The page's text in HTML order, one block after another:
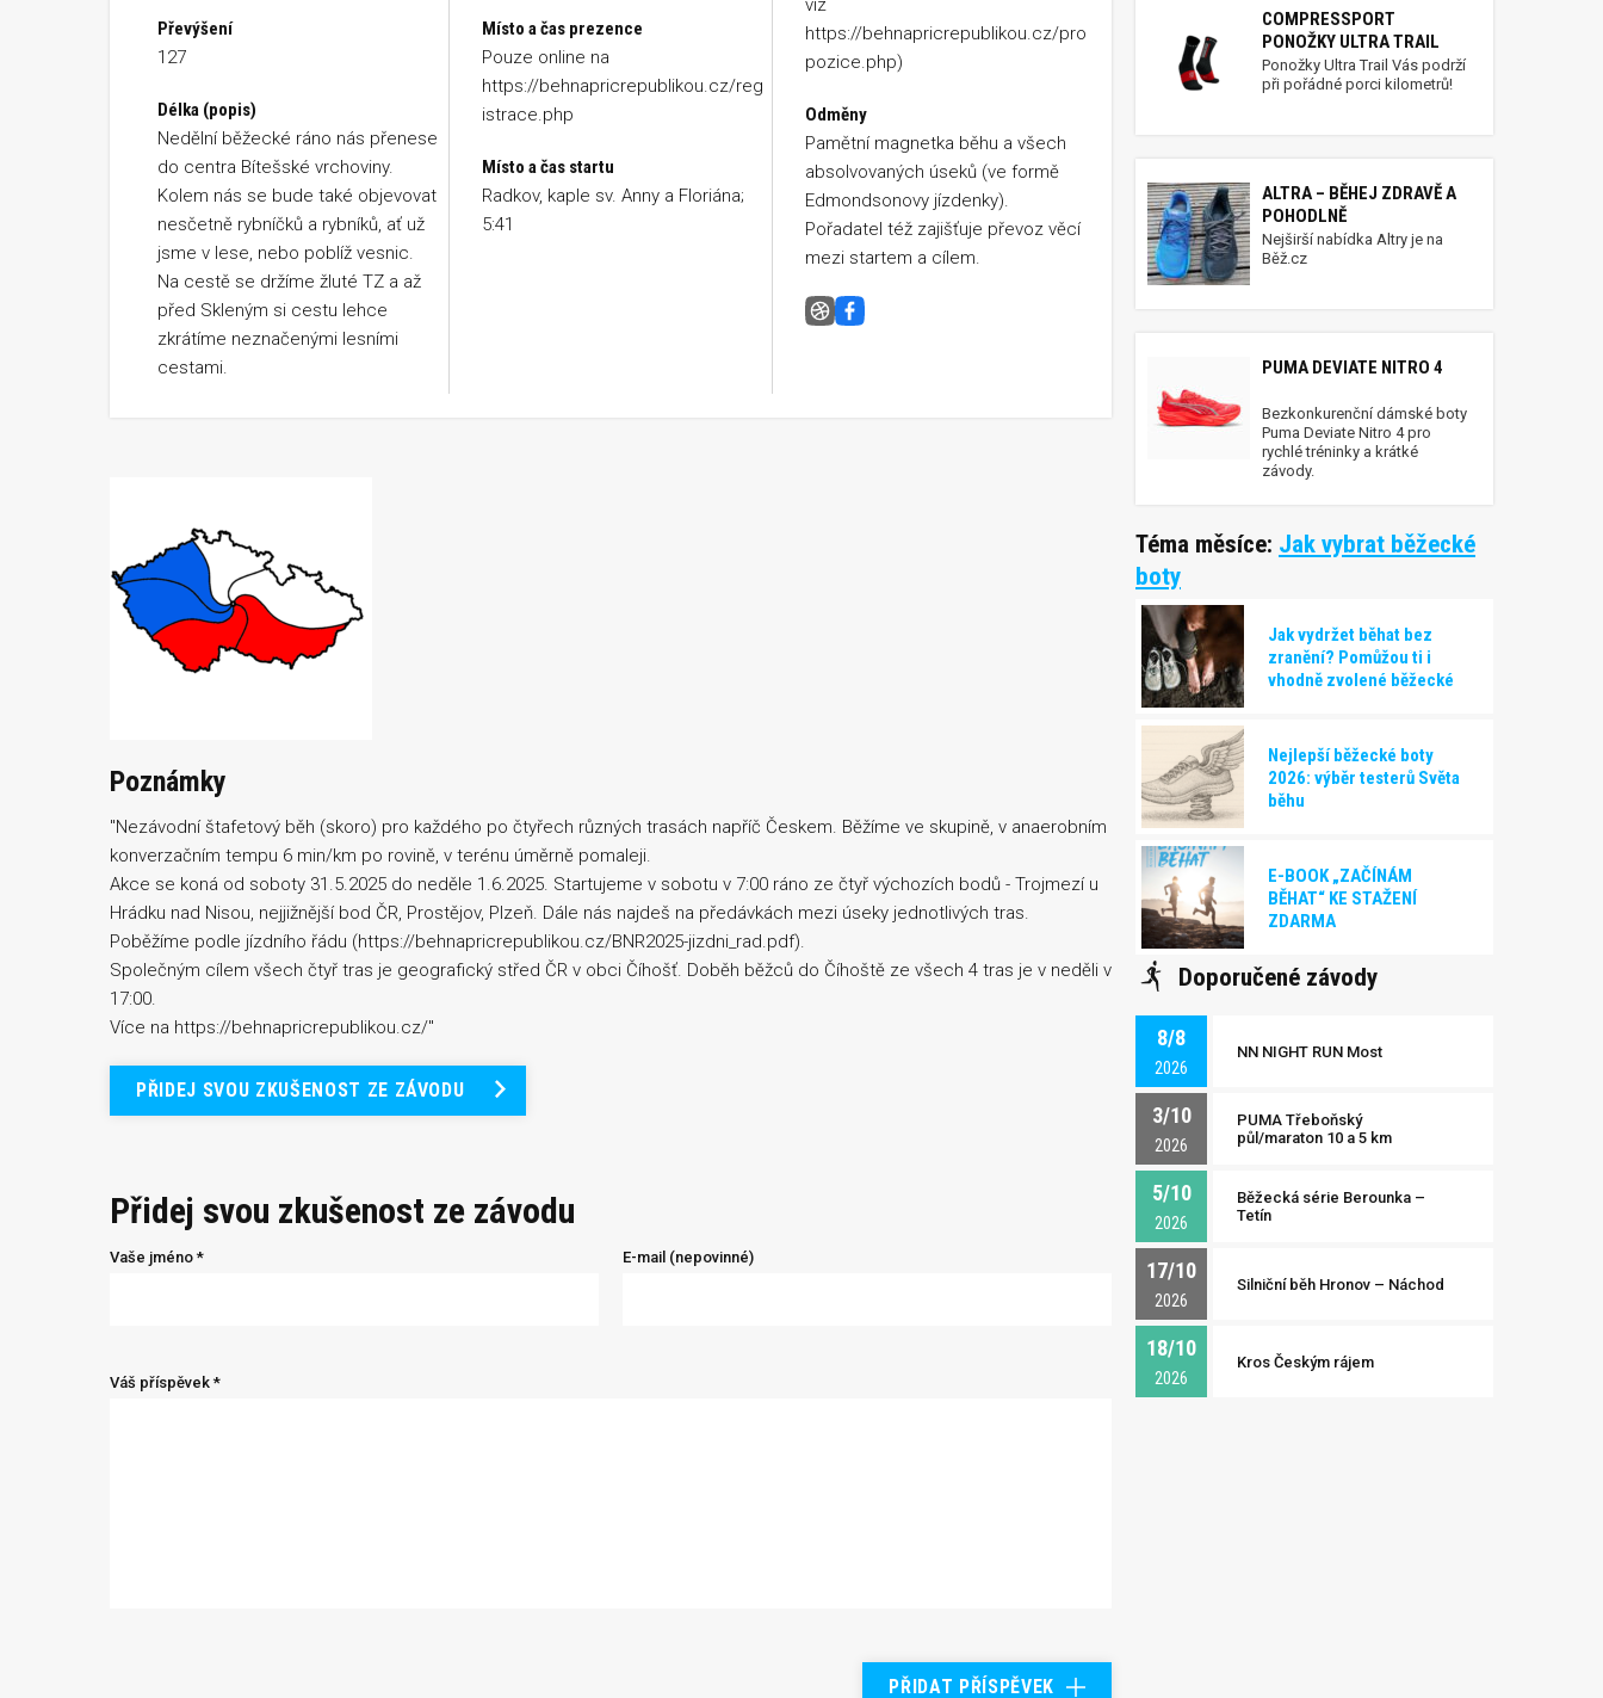
Převýšení
127
Délka (popis)
Nedělní běžecké ráno nás přenese
do centra Bítešské vrchoviny.
Kolem nás se bude také objevovat
nesčetně rybníčků a rybníků, ať už
jsme v lese, nebo poblíž vesnic.
Na cestě se držíme žluté TZ a až
před Skleným si cestu lehce
zkrátíme neznačenými lesními
cestami.
Místo a čas prezence
Pouze online na
https://behnapricrepublikou.cz/reg
istrace.php
Místo a čas startu
Radkov, kaple sv. Anny a Floriána;
5:41
viz
https://behnapricrepublikou.cz/pro
pozice.php)
Odměny
Pamětní magnetka běhu a všech
absolvovaných úseků (ve formě
Edmondsonovy jízdenky).
Pořadatel též zajišťuje převoz věcí
mezi startem a cílem.
Běh napříč republikou, V13 Radkov-Sklené nad Oslavou
Facebook
Poznámky
"Nezávodní štafetový běh (skoro) pro každého po čtyřech různých trasách napříč Českem. Běžíme ve skupině, v anaerobním
konverzačním tempu 6 min/km po rovině, v terénu úměrně pomaleji.
Akce se koná od soboty 31.5.2025 do neděle 1.6.2025. Startujeme v sobotu v 7:00 ráno ze čtyř výchozích bodů - Trojmezí u
Hrádku nad Nisou, nejjižnější bod ČR, Prostějov, Plzeň. Dále nás najdeš na předávkách mezi úseky jednotlivých tras.
Poběžíme podle jízdního řádu (https://behnapricrepublikou.cz/BNR2025-jizdni_rad.pdf).
Společným cílem všech čtyř tras je geografický střed ČR v obci Číhošť. Doběh běžců do Číhoště ze všech 4 tras je v neděli v
17:00.
Více na https://behnapricrepublikou.cz/"
PŘIDEJ SVOU ZKUŠENOST ZE ZÁVODU
Přidej svou zkušenost ze závodu
Vaše jméno * E-mail (nepovinné)
Váš příspěvek *
PŘIDAT PŘÍSPĚVEK
COMPRESSPORT
PONOŽKY ULTRA TRAIL
Ponožky Ultra Trail Vás podrží
při pořádné porci kilometrů!
ALTRA – BĚHEJ ZDRAVĚ A
POHODLNĚ
Nejširší nabídka Altry je na
Běž.cz
PUMA DEVIATE NITRO 4
Bezkonkurenční dámské boty
Puma Deviate Nitro 4 pro
rychlé tréninky a krátké
závody.
Téma měsíce: Jak vybrat běžecké
boty
Jak vydržet běhat bez
zranění? Pomůžou ti i
vhodně zvolené běžecké
Nejlepší běžecké boty
2026: výběr testerů Světa
běhu
E-BOOK „ZAČÍNÁM
BĚHAT“ KE STAŽENÍ
ZDARMA
Doporučené závody
8/8
2026
NN NIGHT RUN Most
3/10
2026
PUMA Třeboňský
půl/maraton 10 a 5 km
5/10
2026
Běžecká série Berounka –
Tetín
17/10
2026
Silniční běh Hronov – Náchod
18/10
2026
Kros Českým rájem